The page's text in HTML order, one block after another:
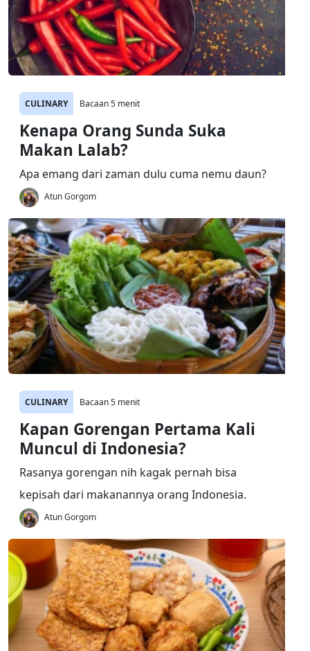
CULINARY Bacaan 5 menit
Kenapa Orang Sunda Suka
Makan Lalab?
Apa emang dari zaman dulu cuma nemu daun?
Atun Gorgom
CULINARY Bacaan 5 menit
Kapan Gorengan Pertama Kali
Muncul di Indonesia?
Rasanya gorengan nih kagak pernah bisa
kepisah dari makanannya orang Indonesia.
Atun Gorgom